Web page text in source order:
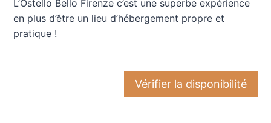
L’Ostello Bello Firenze c’est une superbe expérience
en plus d’être un lieu d’hébergement propre et
pratique !
Vérifier la disponibilité